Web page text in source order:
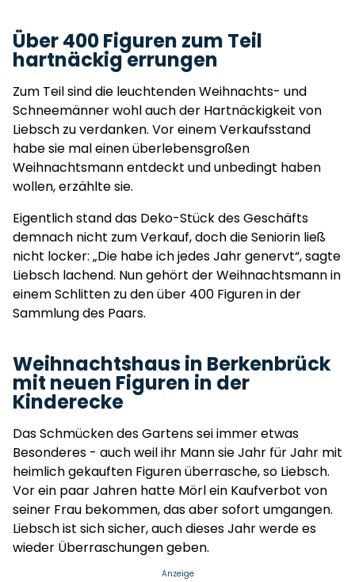
Über 400 Figuren zum Teil
hartnäckig errungen
Zum Teil sind die leuchtenden Weihnachts- und
Schneemänner wohl auch der Hartnäckigkeit von
Liebsch zu verdanken. Vor einem Verkaufsstand
habe sie mal einen überlebensgroßen
Weihnachtsmann entdeckt und unbedingt haben
wollen, erzählte sie.
Eigentlich stand das Deko-Stück des Geschäfts
demnach nicht zum Verkauf, doch die Seniorin ließ
nicht locker: „Die habe ich jedes Jahr genervt“, sagte
Liebsch lachend. Nun gehört der Weihnachtsmann in
einem Schlitten zu den über 400 Figuren in der
Sammlung des Paars.
Weihnachtshaus in Berkenbrück
mit neuen Figuren in der
Kinderecke
Das Schmücken des Gartens sei immer etwas
Besonderes - auch weil ihr Mann sie Jahr für Jahr mit
heimlich gekauften Figuren überrasche, so Liebsch.
Vor ein paar Jahren hatte Mörl ein Kaufverbot von
seiner Frau bekommen, das aber sofort umgangen.
Liebsch ist sich sicher, auch dieses Jahr werde es
wieder Überraschungen geben.
Anzeige